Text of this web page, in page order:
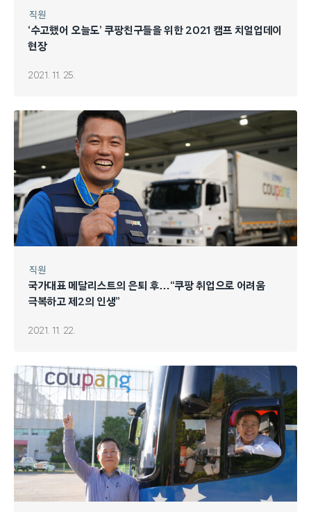
직원
‘수고했어 오늘도’ 쿠팡친구들을 위한 2021 캠프 치얼업데이
현장
2021. 11. 25.
직원
국가대표 메달리스트의 은퇴 후…“쿠팡 취업으로 어려움
극복하고 제2의 인생”
2021. 11. 22.